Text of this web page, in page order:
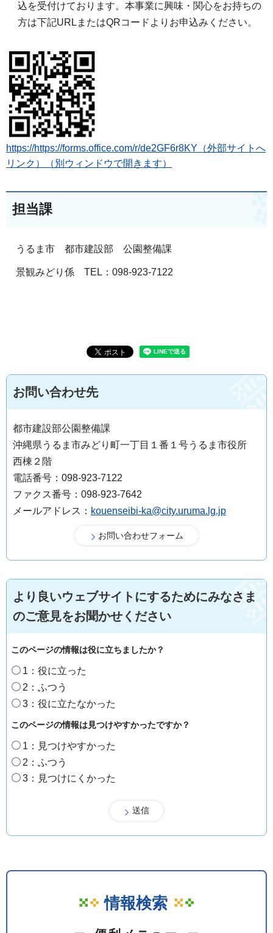
込を受付けております。本事業に興味・関心をお持ちの
方は下記URLまたはQRコードよりお申込みください。
https://https://forms.office.com/r/de2GF6r8KY（外部サイトへ
リンク）（別ウィンドウで開きます）
担当課
うるま市 都市建設部 公園整備課
景観みどり係 TEL：098-923-7122
お問い合わせ先
都市建設部公園整備課
沖縄県うるま市みどり町一丁目１番１号うるま市役所
西棟２階
電話番号：098-923-7122
ファクス番号：098-923-7642
メールアドレス： kouenseibi-ka@city.uruma.lg.jp
より良いウェブサイトにするためにみなさま
のご意見をお聞かせください
このページの情報は役に立ちましたか？
1：役に立った
2：ふつう
3：役に立たなかった
このページの情報は見つけやすかったですか？
1：見つけやすかった
2：ふつう
3：見つけにくかった
情報検索